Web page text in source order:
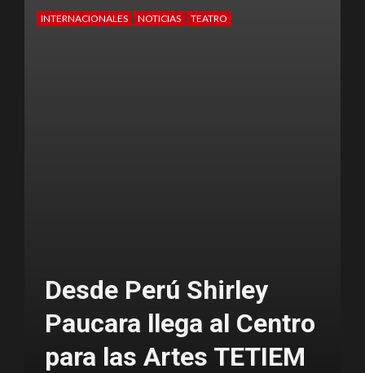
EXCLUSIVO INFÓRMATE
INTERNACIONALES
Mensaje del Día Mundial
del Teatro 2022